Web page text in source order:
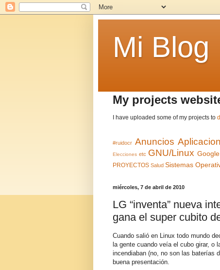
Mi Blog
My projects
I have uploaded some of my projects to
#ruidocr Anuncios
Elecciones etc GNU/Linux Google
PROYECTOS Salud Sistemas
miércoles, 7 de abril de 2010
LG “inventa” nueva
gana el super cubito
Cuando salió en Linux todo mundo
la gente cuando veía el cubo girar, o
incendiaban (no, no son las baterías
buena presentación.